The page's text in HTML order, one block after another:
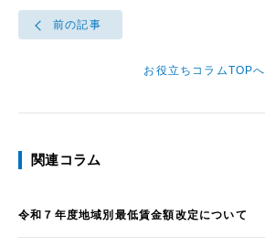
前の記事
お役立ちコラムTOPへ
関連コラム
令和７年度地域別最低賃金額改定について